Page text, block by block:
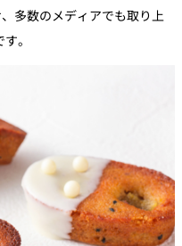
多数のメディアでも取り上
。